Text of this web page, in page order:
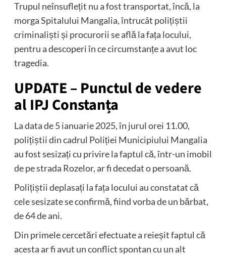
Trupul neînsuflețit nu a fost transportat, încă, la
morga Spitalului Mangalia, întrucât polițiștii
criminaliști și procurorii se află la fața locului,
pentru a descoperi în ce circumstanțe a avut loc
tragedia.
UPDATE – Punctul de vedere
al IPJ Constanța
La data de 5 ianuarie 2025, în jurul orei 11.00,
polițiștii din cadrul Poliției Municipiului Mangalia
au fost sesizați cu privire la faptul că, într-un imobil
de pe strada Rozelor, ar fi decedat o persoană.
Polițiștii deplasați la fața locului au constatat că
cele sesizate se confirmă, fiind vorba de un bărbat,
de 64 de ani.
Din primele cercetări efectuate a reieșit faptul că
acesta ar fi avut un conflict spontan cu un alt